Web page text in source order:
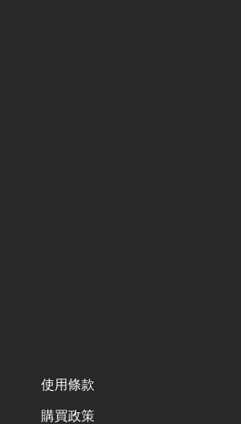
使用條款
購買政策